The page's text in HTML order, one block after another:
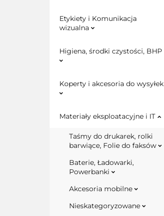
Etykiety i Komunikacja
wizualna
Higiena, środki czystości, BHP
Koperty i akcesoria do wysyłek
Materiały eksploatacyjne i IT
Taśmy do drukarek, rolki
barwiące, Folie do faksów
Baterie, Ładowarki,
Powerbanki
Akcesoria mobilne
Nieskategoryzowane